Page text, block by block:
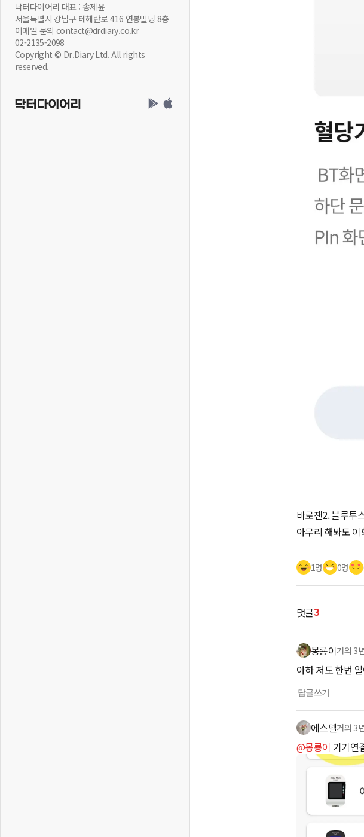
닥터다이어리 대표 : 송제윤
서울특별시 강남구 테헤란로 416 연봉빌딩 8층
이메일 문의 contact@drdiary.co.kr
02-2135-2098
Copyright © Dr.Diary Ltd. All rights
reserved.
바로잰2. 블루투
아무리 해봐도
1명 0명
댓글3
몽룡이거의 3
아하 저도 한번
답글쓰기
에스텔거의 3
@몽룡이 기기연